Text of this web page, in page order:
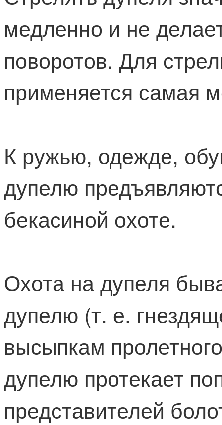
медленно и не
поворотов. Для
применяется самая
К ружью, одежде,
дупелю
бекасиной охоте.
Охота на дупеля
дупелю (т. е.
высыпкам
дупелю протекает
представителей